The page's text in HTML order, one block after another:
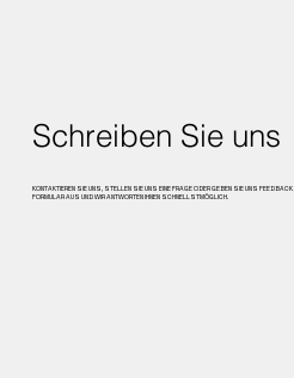
Schreiben Sie uns
KONTAKTIEREN SIE UNS, STELLEN SIE UNS EINE FRAGE ODER GEBEN SIE UNS
FORMULAR AUS UND WIR ANTWORTEN IHNEN SCHNELLSTMÖGLICH.